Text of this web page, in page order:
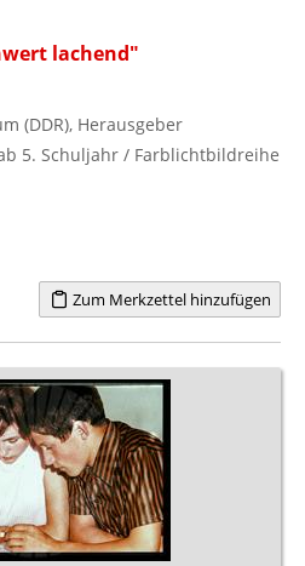
lachend"
(DDR), Herausgeber
5. Schuljahr / Farblichtbildreihe
Zum Merkzettel hinzufügen